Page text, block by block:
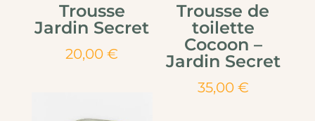
Trousse
Jardin Secret
20,00€
Trousse de
toilette
Cocoon –
Jardin Secret
35,00 €